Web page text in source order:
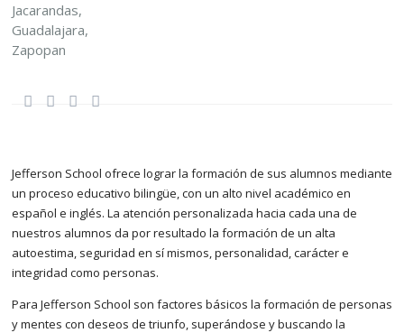
Jacarandas,
Guadalajara,
Zapopan
Jefferson School ofrece lograr la formación de sus alumnos mediante
un proceso educativo bilingüe, con un alto nivel académico en
español e inglés. La atención personalizada hacia cada una de
nuestros alumnos da por resultado la formación de un alta
autoestima, seguridad en sí mismos, personalidad, carácter e
integridad como personas.
Para Jefferson School son factores básicos la formación de personas
y mentes con deseos de triunfo, superándose y buscando la